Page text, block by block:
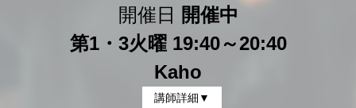
開催日
開催中
第1・3火曜 19:40～20:40
Kaho
講師詳細▼